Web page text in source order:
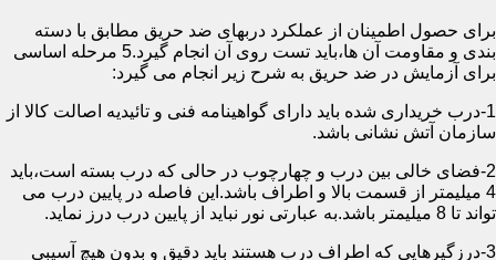
برای حصول اطمینان از عملکرد دربهای ضد حریق مطابق با دسته
بندی و مقاومت آن ها،باید تست روی آن انجام گیرد.5 مرحله اساسی
برای آزمایش در ضد حریق به شرح زیر انجام می گیرد:
1-درب خریداری شده باید دارای گواهینامه فنی و تائیدیه اصالت کالا از
سازمان آتش نشانی باشد.
2-فضای خالی بین درب و چهارچوب در حالی که درب بسته است،باید
4 میلیمتر از قسمت بالا و اطراف باشد.این فاصله در پایین درب می
تواند تا 8 میلیمتر باشد.به عبارتی نور نباید از پایین درب درز نماید.
3-درزگیرهایی که اطراف درب هستند باید دقیق و بدون هیچ آسیبی